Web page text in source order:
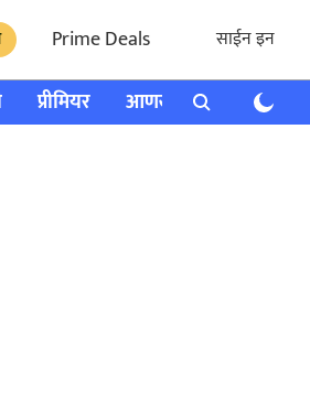
Prime Deals साईन इन
प्रीमियर आणखी राशी भविष्य